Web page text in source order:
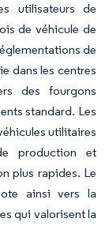
utilisateurs de
de véhicule de
de
dans les centres
des fourgons
standard. Les
utilitaires
production et
plus rapides. Le
ainsi vers la
qui valorisent la